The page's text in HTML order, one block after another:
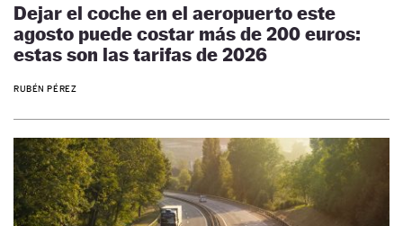
Dejar el coche en el aeropuerto este
agosto puede costar más de 200 euros:
estas son las tarifas de 2026
RUBÉN PÉREZ